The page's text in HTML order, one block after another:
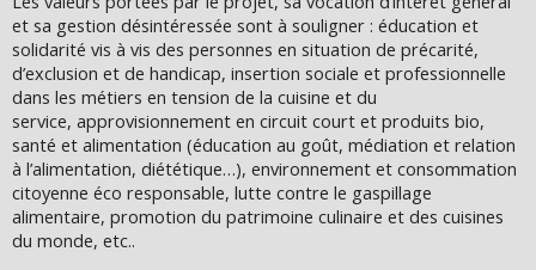
et sa gestion désintéressée sont à souligner : éducation et
solidarité vis à vis des personnes en situation de précarité,
d’exclusion et de handicap, insertion sociale et professionnelle
dans les métiers en tension de la cuisine et du
service, approvisionnement en circuit court et produits bio,
santé et alimentation (éducation au goût, médiation et relation
à l’alimentation, diététique…), environnement et consommation
citoyenne éco responsable, lutte contre le gaspillage
alimentaire, promotion du patrimoine culinaire et des cuisines
du monde, etc..